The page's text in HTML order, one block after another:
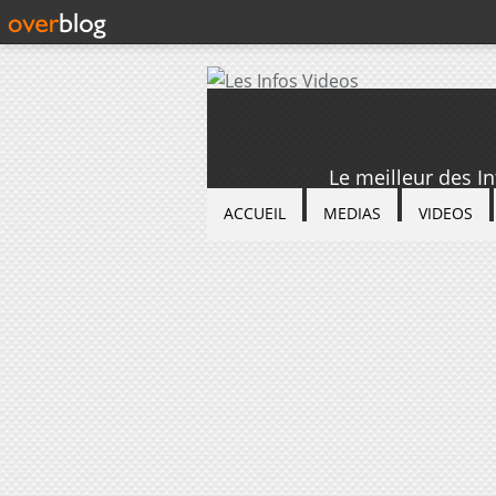
Le meilleur des
ACCUEIL MEDIAS VIDEOS